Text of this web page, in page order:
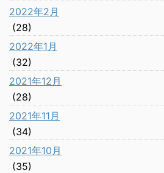
2022年2月
(28)
2022年1月
(32)
2021年12月
(28)
2021年11月
(34)
2021年10月
(35)